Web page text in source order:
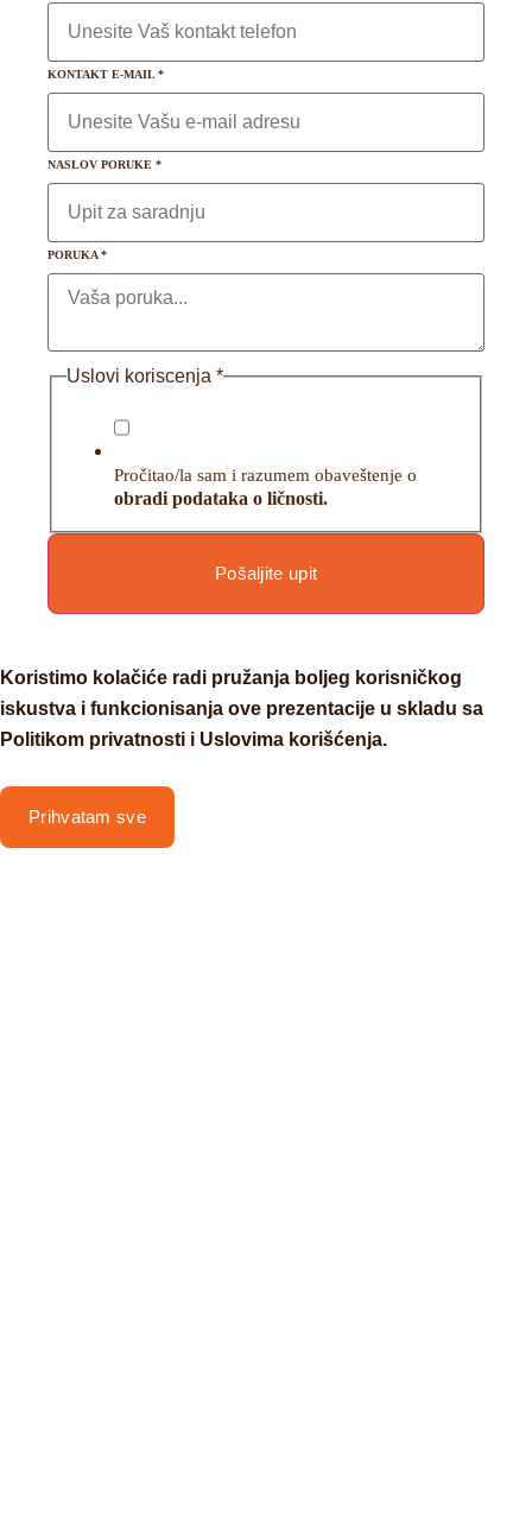
KONTAKT E-MAIL*
NASLOV PORUKE *
PORUKA*
Uslovi koriscenja *
Pročitao/la sam i razumem obaveštenje o
obradi podataka o ličnosti.
Pošaljite upit
Koristimo kolačiće radi pružanja boljeg korisničkog
iskustva i funkcionisanja ove prezentacije u skladu sa
Politikom privatnosti i Uslovima korišćenja.
Prihvatam sve